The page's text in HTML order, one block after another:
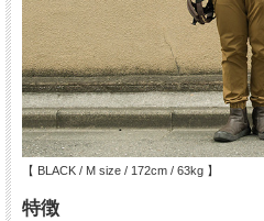
【 BLACK / M size / 172cm / 63kg 】
特徴